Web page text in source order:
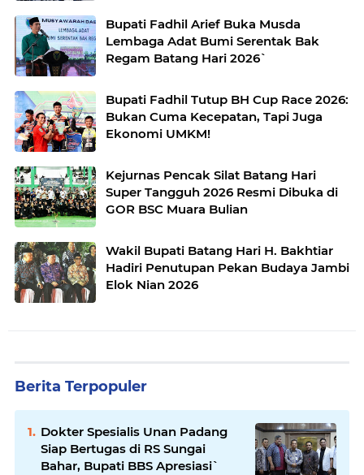
Bupati Fadhil Arief Buka Musda
Lembaga Adat Bumi Serentak Bak
Regam Batang Hari 2026`
Bupati Fadhil Tutup BH Cup Race 2026:
Bukan Cuma Kecepatan, Tapi Juga
Ekonomi UMKM!
Kejurnas Pencak Silat Batang Hari
Super Tangguh 2026 Resmi Dibuka di
GOR BSC Muara Bulian
Wakil Bupati Batang Hari H. Bakhtiar
Hadiri Penutupan Pekan Budaya Jambi
Elok Nian 2026
Berita Terpopuler
Dokter Spesialis Unan Padang
Siap Bertugas di RS Sungai
Bahar, Bupati BBS Apresiasi`